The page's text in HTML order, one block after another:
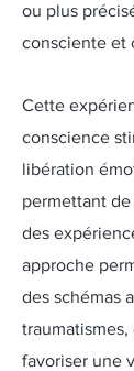
ou plus
consciente et
Cette
conscience
libération
permettant
des
approche
des schémas
favoriser une